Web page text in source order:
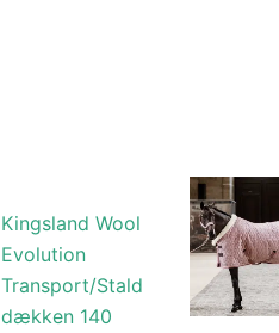
Kingsland Wool
Evolution
Transport/Stald
dækken 140
pris
var:
pris